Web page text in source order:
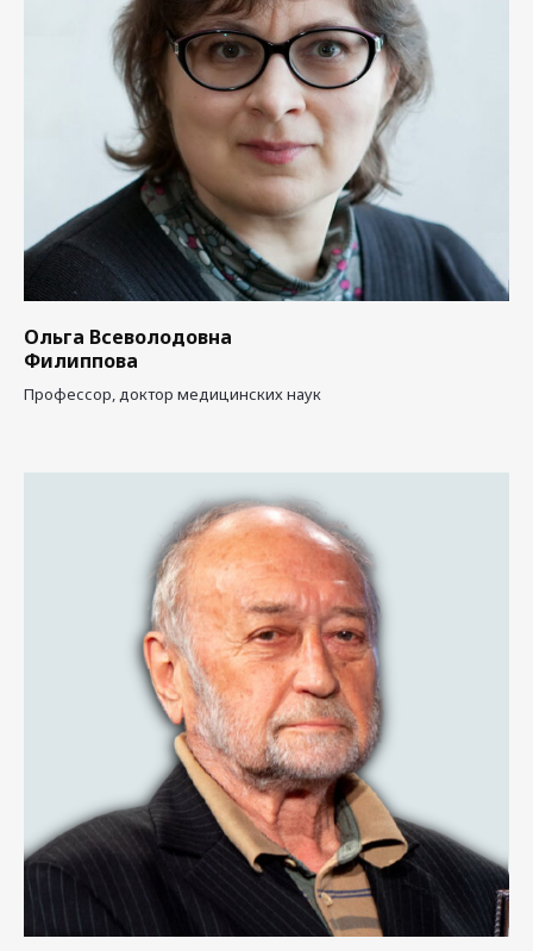
Ольга Всеволодовна
Филиппова
Профессор, доктор медицинских наук